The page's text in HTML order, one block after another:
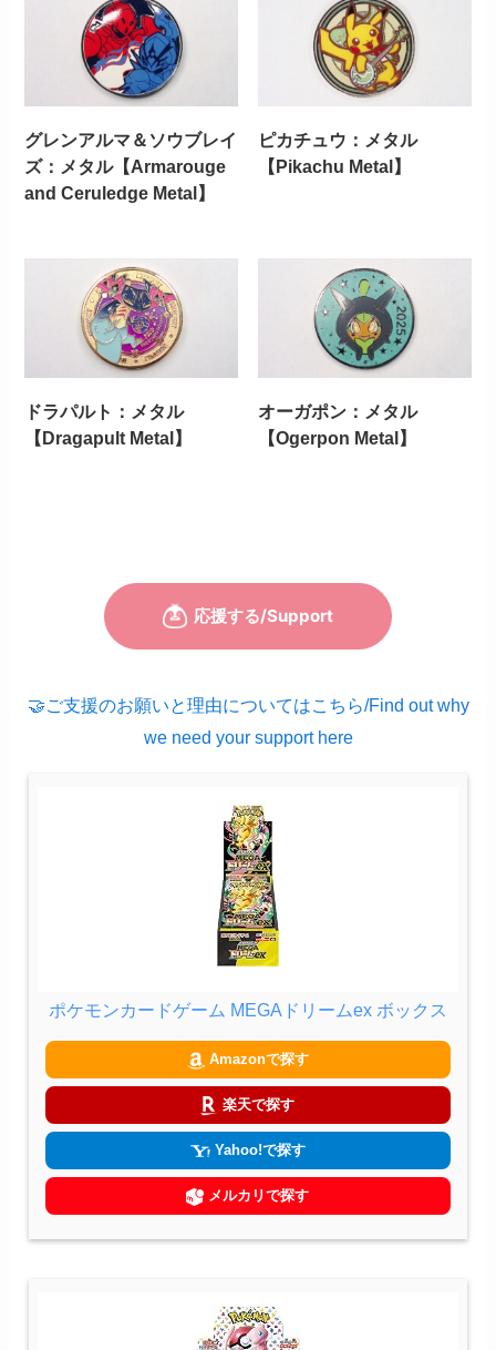
グレンアルマ＆ソウブレイ
ズ：メタル【Armarouge
and Ceruledge Metal】
ピカチュウ：メタル
【Pikachu Metal】
ドラパルト：メタル
【Dragapult Metal】
オーガポン：メタル
【Ogerpon Metal】
🤝ご支援のお願いと理由についてはこちら/Find out why
we need your support here
ポケモンカードゲーム MEGAドリームex ボックス
Amazonで探す
楽天で探す
Yahoo!で探す
メルカリで探す